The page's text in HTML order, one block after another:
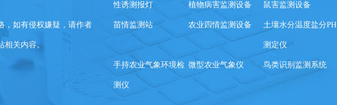
，如有侵权嫌疑，请作者
相关内容。
性诱测报灯 植物病害监测设备 鼠害监测设备
苗情监测站 农业四情监测设备 土壤水分温度盐分PH
测定仪
手持农业气象环境检
测仪
微型农业气象仪 鸟类识别监测系统